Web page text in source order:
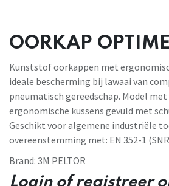
OORKAP
Kunststof oorkappen met
ideale bescherming bij lawaai van
pneumatisch gereedschap. Model
ergonomische kussens gevuld met
Geschikt voor algemene industriële
overeenstemming met: EN 352-1
Brand: 3M PELTOR
Login of registreer